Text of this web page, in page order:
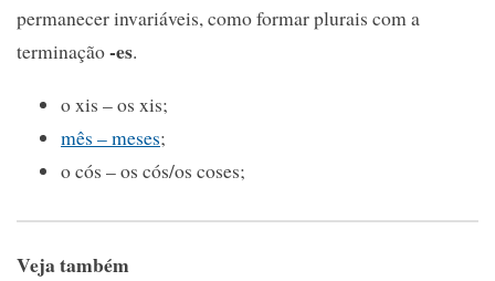
permanecer invariáveis, como formar plurais com a
terminação-es.
o xis – os xis;
mês – meses;
o cós – os cós/os coses;
Veja também